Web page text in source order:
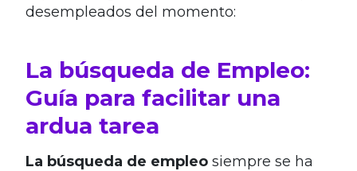
desempleados del momento:
La búsqueda de Empleo:
Guía para facilitar una
ardua tarea
La búsqueda de empleo siempre se ha